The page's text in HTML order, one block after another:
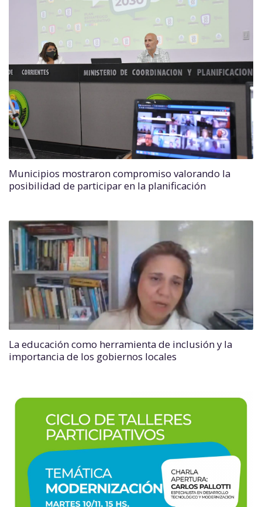
Municipios mostraron compromiso valorando la
posibilidad de participar en la planificación
La educación como herramienta de inclusión y la
importancia de los gobiernos locales